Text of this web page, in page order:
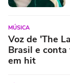
MÚSICA
Voz de 'The
Brasil e
em hit